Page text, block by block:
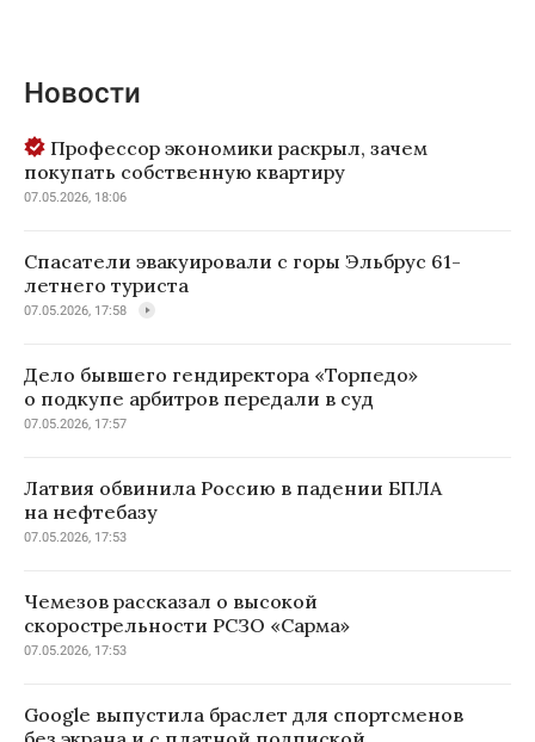
Новости
Профессор экономики раскрыл, зачем
покупать собственную квартиру
07.05.2026, 18:06
Спасатели эвакуировали с горы Эльбрус 61-
летнего туриста
07.05.2026, 17:58
Дело бывшего гендиректора «Торпедо»
о подкупе арбитров передали в суд
07.05.2026, 17:57
Латвия обвинила Россию в падении БПЛА
на нефтебазу
07.05.2026, 17:53
Чемезов рассказал о высокой
скорострельности РСЗО «Сарма»
07.05.2026, 17:53
Google выпустила браслет для спортсменов